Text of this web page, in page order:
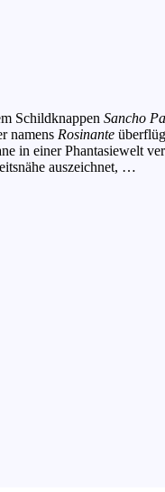
Schildknappen Sancho
namens Rosinante
in einer Phantasiewelt
auszeichnet, …